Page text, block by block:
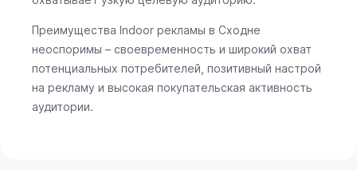
Преимущества Indoor рекламы в Сходне
неоспоримы – своевременность и широкий охват
потенциальных потребителей, позитивный настрой
на рекламу и высокая покупательская активность
аудитории.